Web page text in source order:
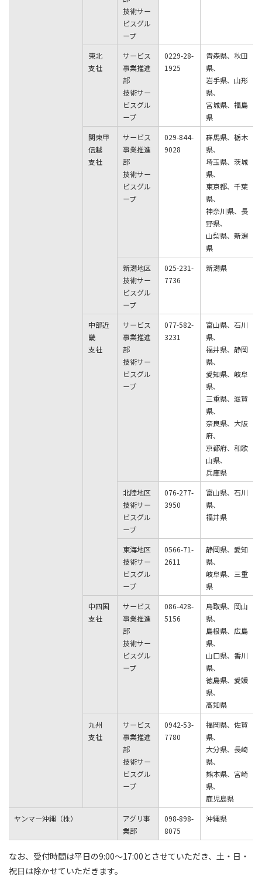
技術サー
ビスグル
ープ
東北
支社
サービス
事業推進
部
技術サー
ビスグル
ープ
0229-28-
1925
青森県、秋田
県、
岩手県、山形
県、
宮城県、福島
県
関東甲
信越
支社
サービス
事業推進
部
技術サー
ビスグル
ープ
029-844-
9028
群馬県、栃木
県、
埼玉県、茨城
県、
東京都、千葉
県、
神奈川県、長
野県、
山梨県、新潟
県
新潟地区
技術サー
ビスグル
ープ
025-231-
7736
新潟県
中部近
畿
支社
サービス
事業推進
部
技術サー
ビスグル
ープ
077-582-
3231
富山県、石川
県、
福井県、静岡
県、
愛知県、岐阜
県、
三重県、滋賀
県、
奈良県、大阪
府、
京都府、和歌
山県、
兵庫県
北陸地区
技術サー
ビスグル
ープ
076-277-
3950
富山県、石川
県、
福井県
東海地区
技術サー
ビスグル
ープ
0566-71-
2611
静岡県、愛知
県、
岐阜県、三重
県
中四国
支社
サービス
事業推進
部
技術サー
ビスグル
ープ
086-428-
5156
鳥取県、岡山
県、
島根県、広島
県、
山口県、香川
県、
徳島県、愛媛
県、
高知県
九州
支社
サービス
事業推進
部
技術サー
ビスグル
ープ
0942-53-
7780
福岡県、佐賀
県、
大分県、長崎
県、
熊本県、宮崎
県、
鹿児島県
ヤンマー沖縄（株）
アグリ事
業部
098-898-
8075
沖縄県
なお、受付時間は平日の9:00〜17:00とさせていただき、土・日・
祝日は除かせていただきます。